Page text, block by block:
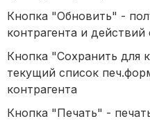
Кнопка "Обновить" -
контрагента и
Кнопка "Сохранить для
текущий список
контрагента
Кнопка "Печать" -